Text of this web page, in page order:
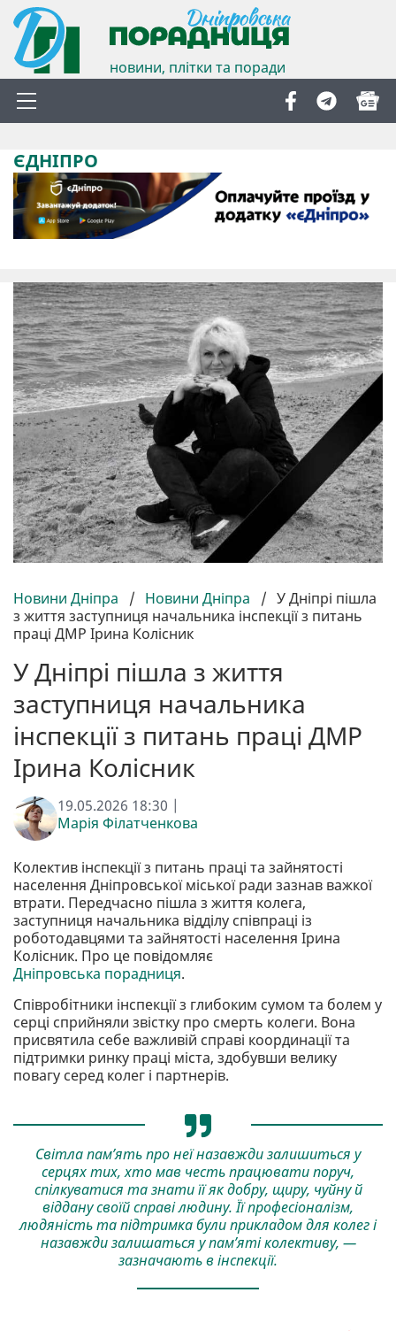
новини, плітки та поради
ЄДНІПРО
Новини Дніпра / Новини Дніпра / У Дніпрі пішла
з життя заступниця начальника інспекції з питань
праці ДМР Ірина Колісник
У Дніпрі пішла з життя
заступниця начальника
інспекції з питань праці ДМР
Ірина Колісник
19.05.2026 18:30 |
Марія Філатченкова
Колектив інспекції з питань праці та зайнятості
населення Дніпровської міської ради зазнав важкої
втрати. Передчасно пішла з життя колега,
заступниця начальника відділу співпраці із
роботодавцями та зайнятості населення Ірина
Колісник. Про це повідомляє
Дніпровська порадниця.
Співробітники інспекції з глибоким сумом та болем у
серці сприйняли звістку про смерть колеги. Вона
присвятила себе важливій справі координації та
підтримки ринку праці міста, здобувши велику
повагу серед колег і партнерів.
Світла пам’ять про неї назавжди залишиться у
серцях тих, хто мав честь працювати поруч,
спілкуватися та знати її як добру, щиру, чуйну й
віддану своїй справі людину. Її професіоналізм,
людяність та підтримка були прикладом для колег і
назавжди залишаться у пам’яті колективу, —
зазначають в інспекції.